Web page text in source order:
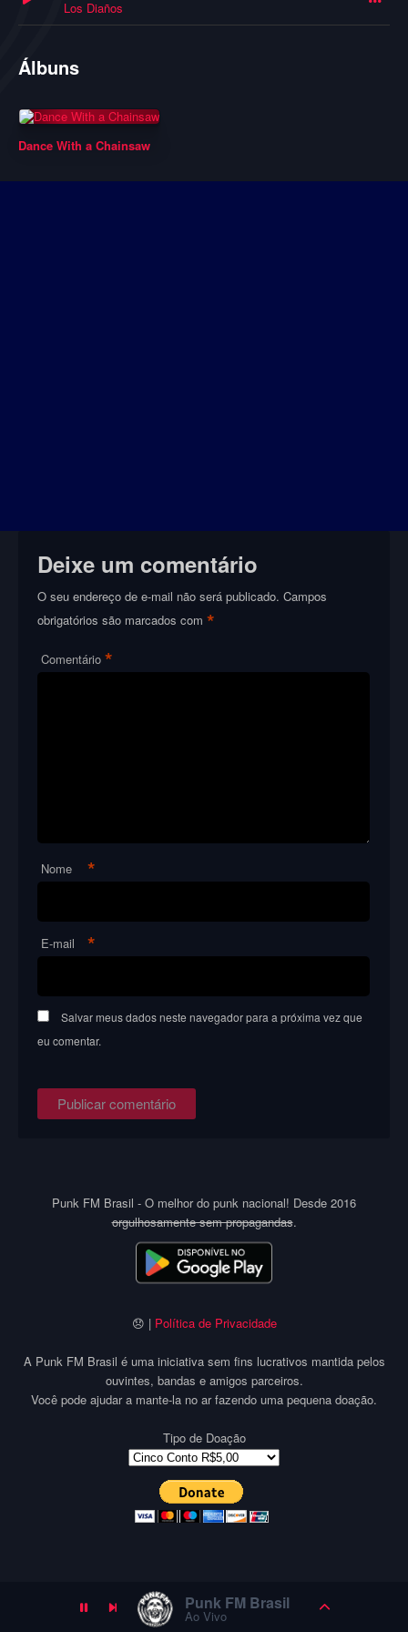
Los Diaños
Álbuns
Dance With a Chainsaw
Deixe um comentário
O seu endereço de e-mail não será publicado. Campos
obrigatórios são marcados com*
Comentário *
Nome *
E-mail *
Salvar meus dados neste navegador para a próxima vez que
eu comentar.
Punk FM Brasil - O melhor do punk nacional! Desde 2016
orgulhosamente sem propagandas.
😞 | Política de Privacidade
A Punk FM Brasil é uma iniciativa sem fins lucrativos mantida pelos
ouvintes, bandas e amigos parceiros.
Você pode ajudar a mante-la no ar fazendo uma pequena doação.
Tipo de Doação
Punk FM Brasil
Ao Vivo